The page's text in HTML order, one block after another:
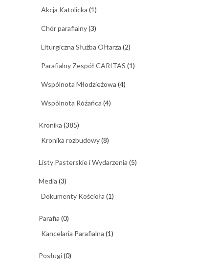
Akcja Katolicka (1)
Chór parafialny(3)
Liturgiczna Służba Ołtarza (2)
Parafialny Zespół CARITAS (1)
Wspólnota Młodzieżowa (4)
Wspólnota Różańca (4)
Kronika (385)
Kronika rozbudowy(8)
Listy Pasterskie i Wydarzenia (5)
Media (3)
Dokumenty Kościoła (1)
Parafia (0)
Kancelaria Parafialna (1)
Posługi(0)